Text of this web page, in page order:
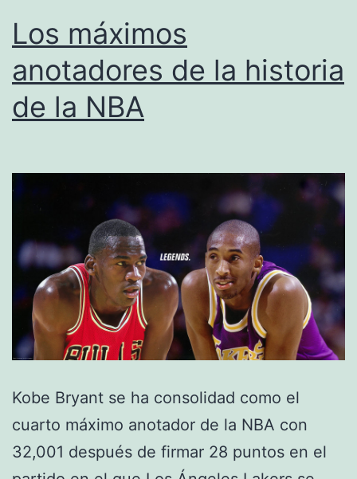
Los máximos
anotadores de la historia
de la NBA
Kobe Bryant se ha consolidad como el
cuarto máximo anotador de la NBA con
32,001 después de firmar 28 puntos en el